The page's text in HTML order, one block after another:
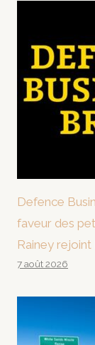
Defence
faveur des
Rainey rejoint
7 août 2026